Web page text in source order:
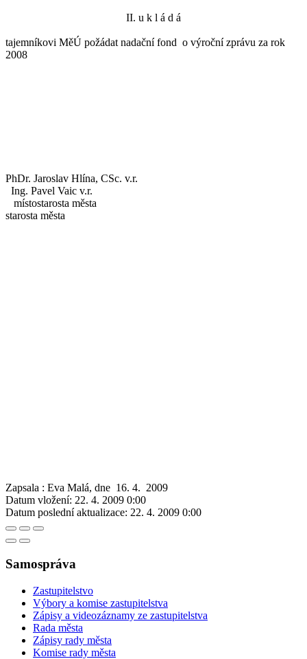
II. u k l á d á
tajemníkovi MěÚ požádat nadační fond o výroční zprávu za rok
2008
PhDr. Jaroslav Hlína, CSc. v.r.
Ing. Pavel Vaic v.r.
místostarosta města
starosta města
Zapsala : Eva Malá, dne 16. 4. 2009
Datum vložení: 22. 4. 2009 0:00
Datum poslední aktualizace: 22. 4. 2009 0:00
Samospráva
Zastupitelstvo
Výbory a komise zastupitelstva
Zápisy a videozáznamy ze zastupitelstva
Rada města
Zápisy rady města
Komise rady města